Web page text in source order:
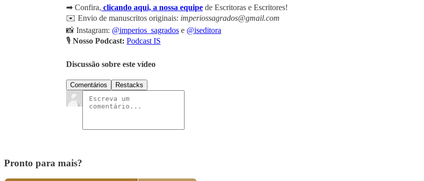
➡ Confira, clicando aqui, a nossa equipe de Escritoras e Escritores!
✉️ Envio de manuscritos originais: imperiossagrados@gmail.com
📸 Instagram: @imperios_sagrados e @iseditora
🎙️ Nosso Podcast: Podcast IS
Discussão sobre este vídeo
Comentários Restacks
Pronto para mais?